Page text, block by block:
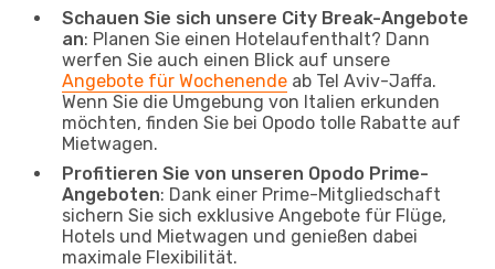
Schauen Sie sich unsere City Break-Angebote
an: Planen Sie einen Hotelaufenthalt? Dann
werfen Sie auch einen Blick auf unsere
Angebote für Wochenende ab Tel Aviv-Jaffa.
Wenn Sie die Umgebung von Italien erkunden
möchten, finden Sie bei Opodo tolle Rabatte auf
Mietwagen.
Profitieren Sie von unseren Opodo Prime-
Angeboten: Dank einer Prime-Mitgliedschaft
sichern Sie sich exklusive Angebote für Flüge,
Hotels und Mietwagen und genießen dabei
maximale Flexibilität.